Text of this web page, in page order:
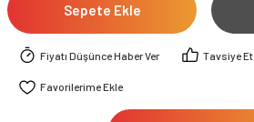
Sepete Ekle
Fiyatı Düşünce Haber Ver Tavsiye Et